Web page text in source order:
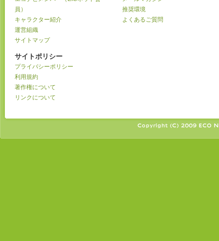
員）
キャラクター紹介
運営組織
サイトマップ
サイトポリシー
プライバシーポリシー
利用規約
著作権について
リンクについて
推奨環境
よくあるご質問